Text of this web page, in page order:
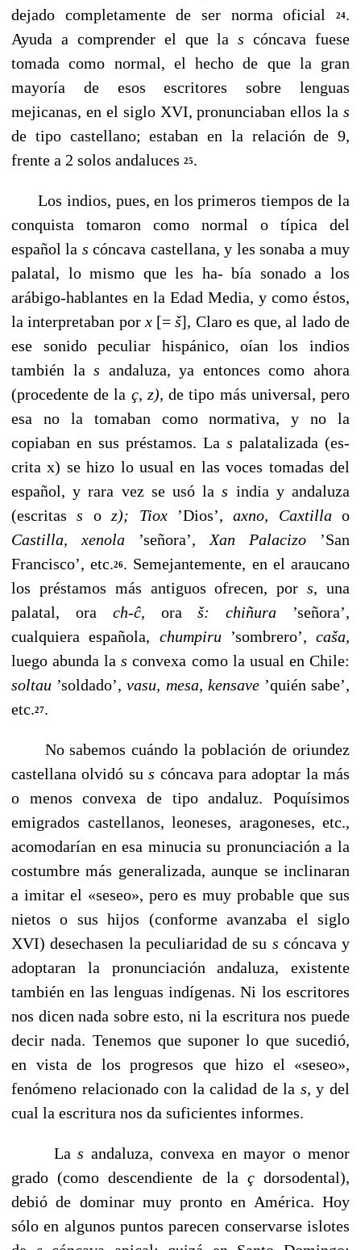
dejado completamente de ser norma oficial
24.
Ayuda a comprender el que las cóncava fuese
tomada como nor­mal, el hecho de que la gran
mayoría de esos escritores sobre lenguas
mejicanas, en el siglo XVI, pronunciaban ellos la s
de tipo castellano; estaban en la relación de 9,
frente a 2 solos andaluces 25.
Los indios, pues, en los primeros tiempos de la
conquista tomaron como normal o típica del
español la s cóncava cas­tellana, y les sonaba a muy
palatal, lo mismo que les ha- bía sonado a los
arábigo-hablantes en la Edad Media, y como éstos,
la interpretaban por x [=š], Claro es que, al lado de
ese sonido peculiar hispánico, oían los indios
también las andaluza, ya entonces como ahora
(procedente de la ç, z),de tipo más universal, pero
esa no la tomaban como normati­va, y no la
copiaban en sus préstamos. La s palatalizada (es­
crita x) se hizo lo usual en las voces tomadas del
español, y rara vez se usó las india y andaluza
(escritass o z); Tiox ’Dios’,axno, Caxtilla o
Castilla, xenola ’señora’, Xan Palacizo ’San
Francisco’, etc.26. Semejantemente, en el araucano
los préstamos más antiguos ofrecen, pors, una
palatal, ora ch-ĉ, oraš:chiñura ’señora’,
cualquiera española, chumpiru ’som­brero’, caša,
luego abunda lasconvexa como la usual en Chile:
soltau ’soldado’,vasu, mesa, kensave ’quién sabe’,
etc.27.
No sabemos cuándo la población de oriundez
castellana olvidó sus cóncava para adoptar la más
o menos convexa de tipo andaluz. Poquísimos
emigrados castellanos, leone­ses, aragoneses, etc.,
acomodarían en esa minucia su pronunciación a la
costumbre más generalizada, aunque se in­clinaran
a imitar el «seseo», pero es muy probable que sus
nietos o sus hijos (conforme avanzaba el siglo
XVI) desecha­sen la peculiaridad de su s cóncava y
adoptaran la pronun­ciación andaluza, existente
también en las lenguas indíge­nas. Ni los escritores
nos dicen nada sobre esto, ni la escritura nos puede
decir nada. Tenemos que suponer lo que sucedió,
en vista de los progresos que hizo el «seseo»,
fenómeno relacionado con la calidad de la s,y del
cual la escritura nos da suficientes informes.
Lasandaluza, convexa en mayor o menor
grado (como descendiente de la çdorsodental),
debió de dominar muy pronto en América. Hoy
sólo en algunos puntos parecen conservarse islotes